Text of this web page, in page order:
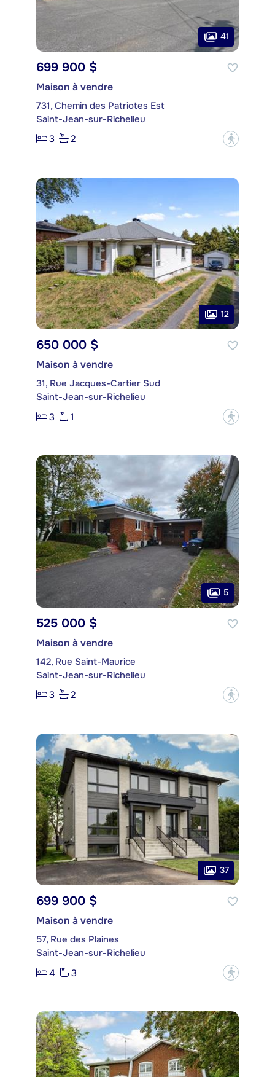
41
699 900 $
Maison à vendre
731, Chemin des Patriotes Est
Saint-Jean-sur-Richelieu
3
2 ?
12
650 000 $
Maison à vendre
31, Rue Jacques-Cartier Sud
Saint-Jean-sur-Richelieu
3
1 ?
5
525 000 $
Maison à vendre
142, Rue Saint-Maurice
Saint-Jean-sur-Richelieu
3
2 ?
37
699 900 $
Maison à vendre
57, Rue des Plaines
Saint-Jean-sur-Richelieu
4
3 ?